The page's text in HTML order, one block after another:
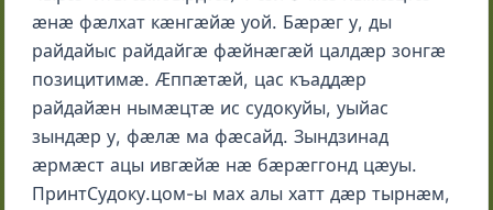
ӕнӕ фӕлхат кӕнгӕйӕ уой. Бӕрӕг у, ды
райдайыс райдайгӕ фӕйнӕгӕй цалдӕр зонгӕ
позицитимӕ. Ӕппӕтӕй, цас къаддӕр
райдайӕн нымӕцтӕ ис судокуйы, уыйас
зындӕр у, фӕлӕ ма фӕсайд. Зындзинад
ӕрмӕст ацы ивгӕйӕ нӕ бӕрӕггонд цӕуы.
ПринтСудоку.цом-ы мах алы хатт дӕр тырнӕм,